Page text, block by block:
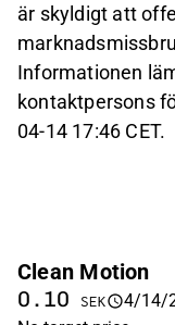
är skyldigt att
Informationen
kontaktpersons
04-14 17:46 CET.
Clean Motion
0.10 SEK
4/14/